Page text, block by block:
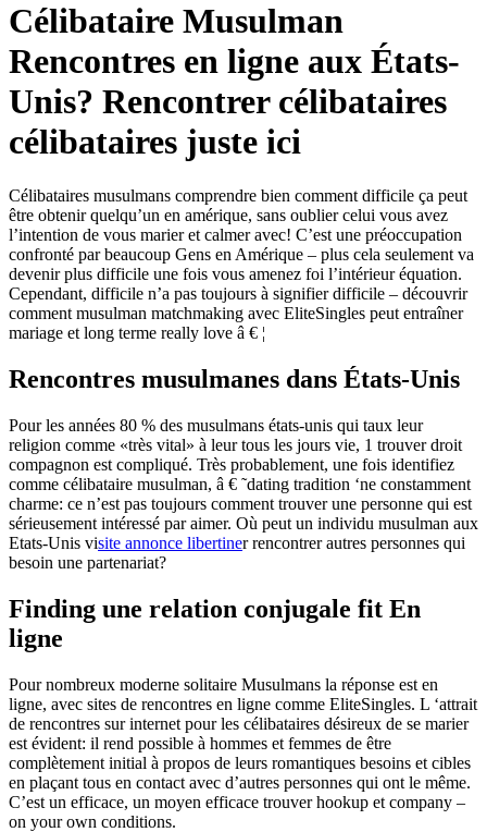
Célibataire Musulman
Rencontres en ligne aux États-
Unis? Rencontrer célibataires
célibataires juste ici
Célibataires musulmans comprendre bien comment difficile ça peut
être obtenir quelqu’un en amérique, sans oublier celui vous avez
l’intention de vous marier et calmer avec! C’est une préoccupation
confronté par beaucoup Gens en Amérique – plus cela seulement va
devenir plus difficile une fois vous amenez foi l’intérieur équation.
Cependant, difficile n’a pas toujours à signifier difficile – découvrir
comment musulman matchmaking avec EliteSingles peut entraîner
mariage et long terme really love â € ¦
Rencontres musulmanes dans États-Unis
Pour les années 80 % des musulmans états-unis qui taux leur
religion comme «très vital» à leur tous les jours vie, 1 trouver droit
compagnon est compliqué. Très probablement, une fois identifiez
comme célibataire musulman, â € ˜dating tradition ‘ne constamment
charme: ce n’est pas toujours comment trouver une personne qui est
sérieusement intéressé par aimer. Où peut un individu musulman aux
Etats-Unis visite annonce libertiner rencontrer autres personnes qui
besoin une partenariat?
Finding une relation conjugale fit En
ligne
Pour nombreux moderne solitaire Musulmans la réponse est en
ligne, avec sites de rencontres en ligne comme EliteSingles. L ‘attrait
de rencontres sur internet pour les célibataires désireux de se marier
est évident: il rend possible à hommes et femmes de être
complètement initial à propos de leurs romantiques besoins et cibles
en plaçant tous en contact avec d’autres personnes qui ont le même.
C’est un efficace, un moyen efficace trouver hookup et company –
on your own conditions.